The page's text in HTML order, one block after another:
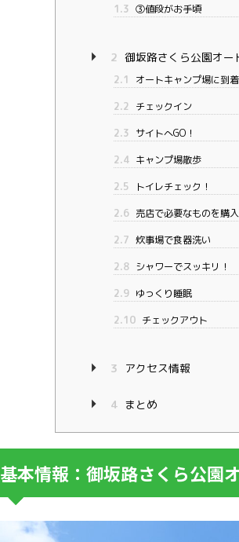
1.3 ③値段がお手頃
2 御坂路さくら公園オー
2.1
オートキャンプ場に到着
2.2 チェックイン
2.3 サイトへGO！
2.4 キャンプ場散歩
2.5
トイレチェック！
2.6 売店で必要なものを購入
2.7 炊事場で食器洗い
2.8 シャワーでスッキリ！
2.9 ゆっくり睡眠
2.10 チェックアウト
3 アクセス情報
4 まとめ
基本情報：御坂路さくら公園